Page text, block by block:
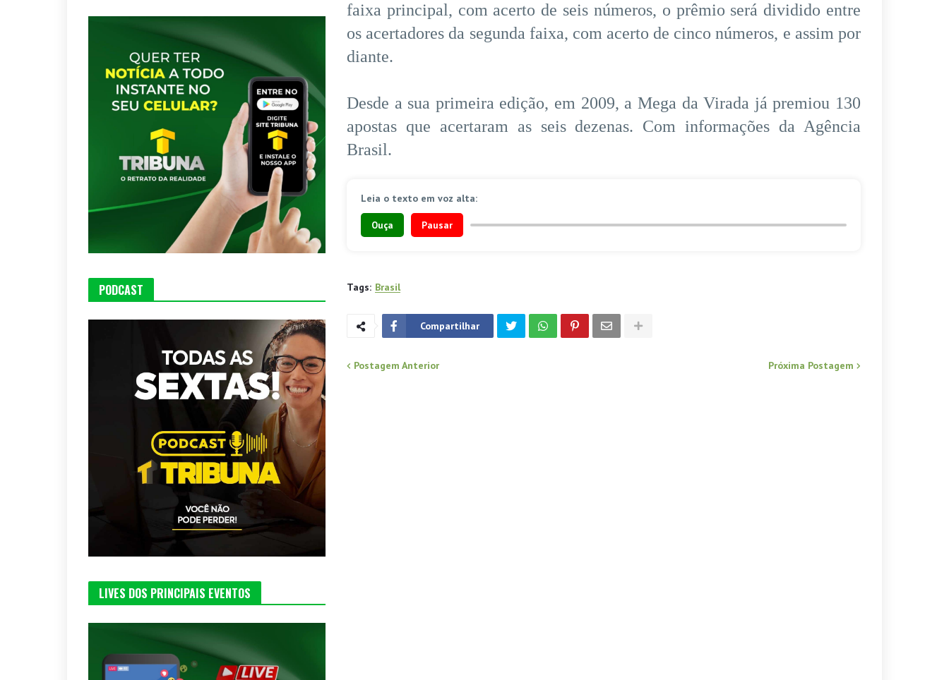
faixa principal, com acerto de seis números, o prêmio será dividido entre
os acertadores da segunda faixa, com acerto de cinco números, e assim por
diante.
Desde a sua primeira edição, em 2009, a Mega da Virada já premiou 130
apostas que acertaram as seis dezenas. Com informações da Agência
Brasil.
Leia o texto em voz alta:
Ouça Pausar
Tags: Brasil
Compartilhar
Postagem Anterior Próxima Postagem
PODCAST
LIVES DOS PRINCIPAIS EVENTOS